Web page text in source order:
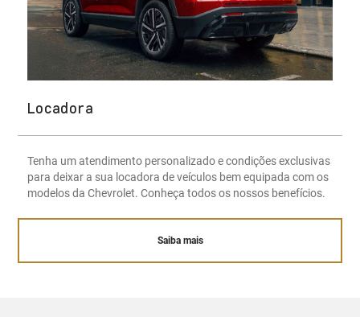
Locadora
Tenha um atendimento personalizado e condições exclusivas
para deixar a sua locadora de veículos bem equipada com os
modelos da Chevrolet. Conheça todos os nossos benefícios.
Saiba mais